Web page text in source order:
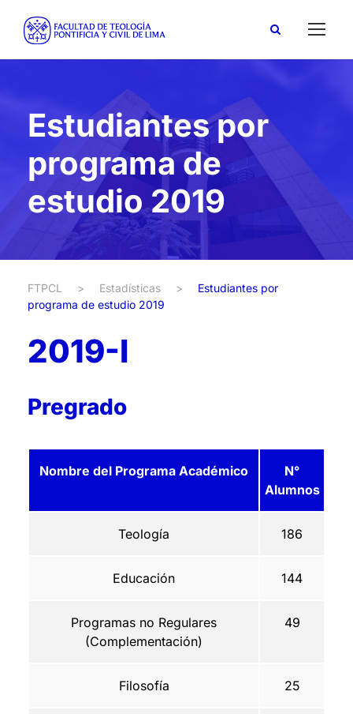
Estudiantes por
programa de
estudio 2019
FTPCL > Estadísticas >
Estudiantes por
programa de estudio 2019
2019-I
Pregrado
Nombre del Programa Académico
N°
Alumnos
Teología 186
Educación 144
Programas no Regulares
(Complementación)
49
Filosofía 25